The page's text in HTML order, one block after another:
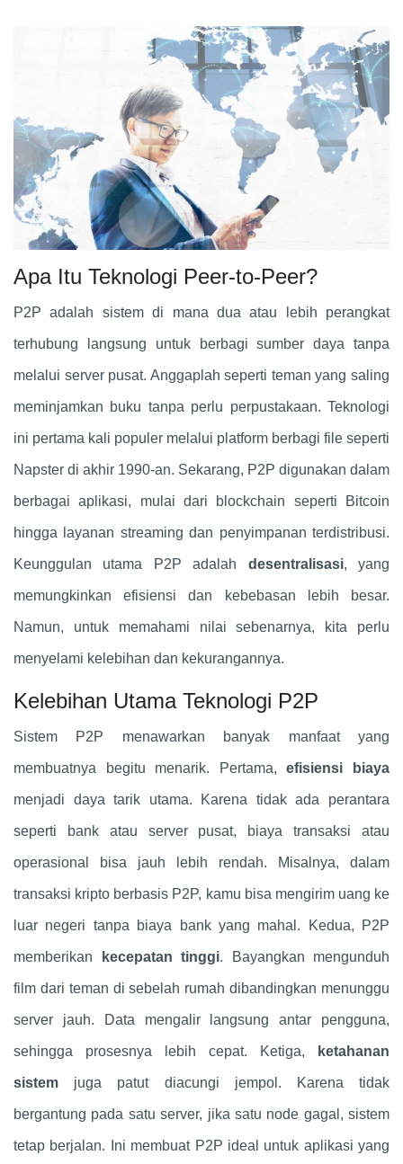
Apa Itu Teknologi Peer-to-Peer?
P2P adalah sistem di mana dua atau lebih perangkat
terhubung langsung untuk berbagi sumber daya tanpa
melalui server pusat. Anggaplah seperti teman yang saling
meminjamkan buku tanpa perlu perpustakaan. Teknologi
ini pertama kali populer melalui platform berbagi file seperti
Napster di akhir 1990-an. Sekarang, P2P digunakan dalam
berbagai aplikasi, mulai dari blockchain seperti Bitcoin
hingga layanan streaming dan penyimpanan terdistribusi.
Keunggulan utama P2P adalah desentralisasi, yang
memungkinkan efisiensi dan kebebasan lebih besar.
Namun, untuk memahami nilai sebenarnya, kita perlu
menyelami kelebihan dan kekurangannya.
Kelebihan Utama Teknologi P2P
Sistem P2P menawarkan banyak manfaat yang
membuatnya begitu menarik. Pertama,efisiensi biaya
menjadi daya tarik utama. Karena tidak ada perantara
seperti bank atau server pusat, biaya transaksi atau
operasional bisa jauh lebih rendah. Misalnya, dalam
transaksi kripto berbasis P2P, kamu bisa mengirim uang ke
luar negeri tanpa biaya bank yang mahal. Kedua, P2P
memberikan kecepatan tinggi. Bayangkan mengunduh
film dari teman di sebelah rumah dibandingkan menunggu
server jauh. Data mengalir langsung antar pengguna,
sehingga prosesnya lebih cepat. Ketiga, ketahanan
sistem juga patut diacungi jempol. Karena tidak
bergantung pada satu server, jika satu node gagal, sistem
tetap berjalan. Ini membuat P2P ideal untuk aplikasi yang